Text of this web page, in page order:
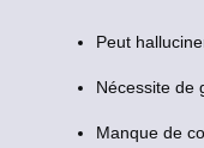
Peut
Nécessite de
Manque de